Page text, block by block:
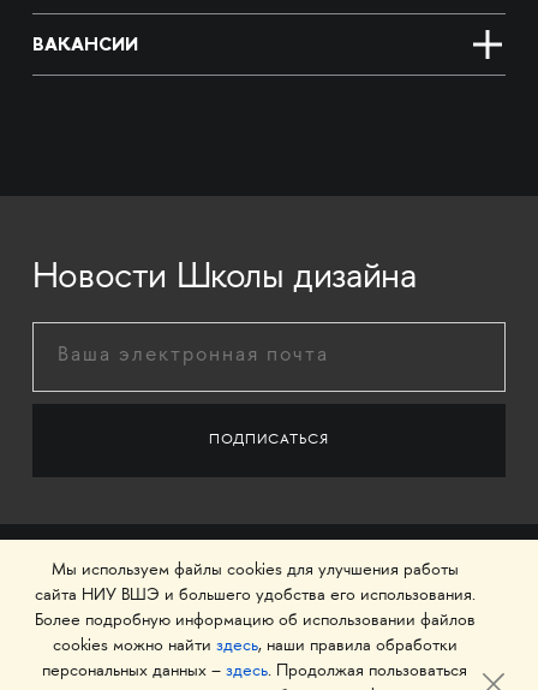
ВАКАНСИИ
Новости Школы дизайна
Мы используем файлы cookies для улучшения работы
сайта НИУ ВШЭ и большего удобства его использования.
Более подробную информацию об использовании файлов
cookies можно найти здесь, наши правила обработки
персональных данных – здесь. Продолжая пользоваться